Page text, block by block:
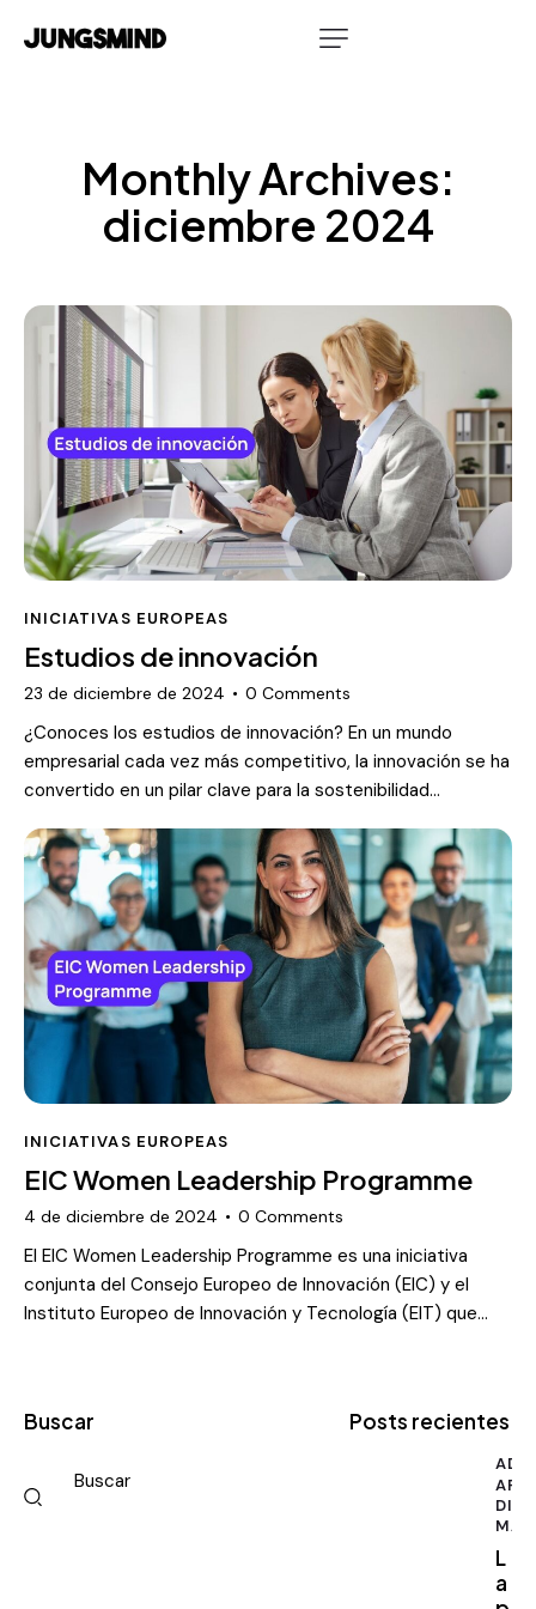
Monthly Archives:
diciembre 2024
INICIATIVAS EUROPEAS
Estudios de innovación
23 de diciembre de 2024 0 Comments
¿Conoces los estudios de innovación? En un mundo
empresarial cada vez más competitivo, la innovación se ha
convertido en un pilar clave para la sostenibilidad…
INICIATIVAS EUROPEAS
EIC Women Leadership Programme
4 de diciembre de 2024 0 Comments
El EIC Women Leadership Programme es una iniciativa
conjunta del Consejo Europeo de Innovación (EIC) y el
Instituto Europeo de Innovación y Tecnología (EIT) que…
Buscar Posts recientes
L
a